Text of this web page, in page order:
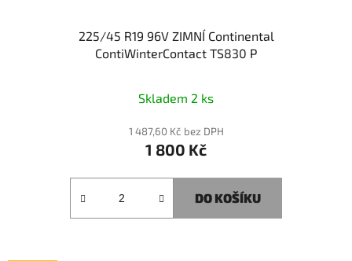
225/45 R19 96V ZIMNÍ Continental
ContiWinterContact TS830 P
Skladem 2 ks
1 487,60 Kč bez DPH
1 800 Kč
DO KOŠÍKU